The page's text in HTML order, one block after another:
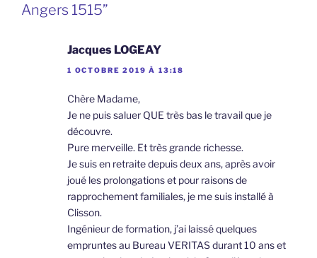
Angers 1515”
Jacques LOGEAY
1 OCTOBRE 2019 À 13:18
Chère Madame,
Je ne puis saluer QUE très bas le travail que je
découvre.
Pure merveille. Et très grande richesse.
Je suis en retraite depuis deux ans, après avoir
joué les prolongations et pour raisons de
rapprochement familiales, je me suis installé à
Clisson.
Ingénieur de formation, j’ai laissé quelques
empruntes au Bureau VERITAS durant 10 ans et